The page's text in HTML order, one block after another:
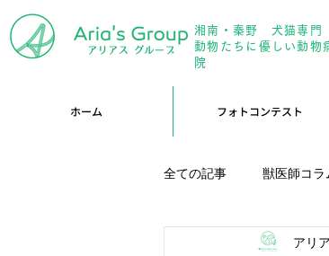
湘南・秦野 犬猫専門
動物たちに優しい動物
院
ホーム フォトコンテスト
全ての記事 獣医師コラ
アリーブログ アリ